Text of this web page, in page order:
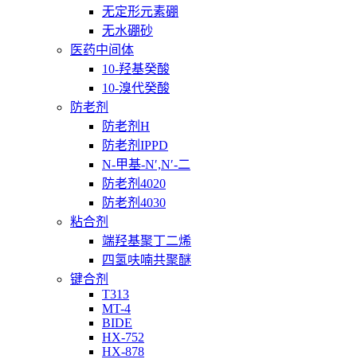
无定形元素硼
无水硼砂
医药中间体
10-羟基癸酸
10-溴代癸酸
防老剂
防老剂H
防老剂IPPD
N-甲基-N′,N′-二
防老剂4020
防老剂4030
粘合剂
端羟基聚丁二烯
四氢呋喃共聚醚
键合剂
T313
MT-4
BIDE
HX-752
HX-878